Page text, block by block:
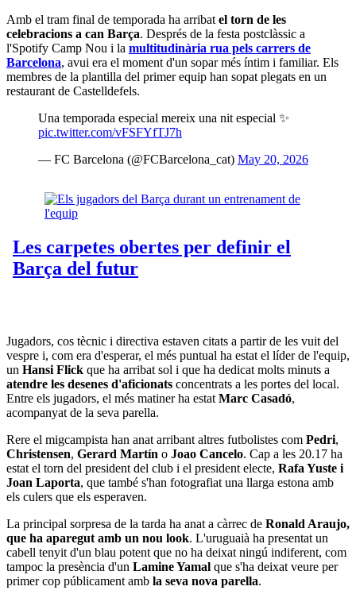
Amb el tram final de temporada ha arribat el torn de les
celebracions a can Barça. Després de la festa postclàssic a
l'Spotify Camp Nou i la multitudinària rua pels carrers de
Barcelona, avui era el moment d'un sopar més íntim i familiar. Els
membres de la plantilla del primer equip han sopat plegats en un
restaurant de Castelldefels.
Una temporada especial mereix una nit especial ✨
pic.twitter.com/vFSFYfTJ7h
— FC Barcelona (@FCBarcelona_cat) May 20, 2026
Jugadors, cos tècnic i directiva estaven citats a partir de les vuit del
vespre i, com era d'esperar, el més puntual ha estat el líder de l'equip,
un Hansi Flick que ha arribat sol i que ha dedicat molts minuts a
atendre les desenes d'aficionats concentrats a les portes del local.
Entre els jugadors, el més matiner ha estat Marc Casadó,
acompanyat de la seva parella.
Rere el migcampista han anat arribant altres futbolistes com Pedri,
Christensen, Gerard Martín o Joao Cancelo. Cap a les 20.17 ha
estat el torn del president del club i el president electe, Rafa Yuste i
Joan Laporta, que també s'han fotografiat una llarga estona amb
els culers que els esperaven.
La principal sorpresa de la tarda ha anat a càrrec de Ronald Araujo,
que ha aparegut amb un nou look. L'uruguaià ha presentat un
cabell tenyit d'un blau potent que no ha deixat ningú indiferent, com
tampoc la presència d'un Lamine Yamal que s'ha deixat veure per
primer cop públicament amb la seva nova parella.